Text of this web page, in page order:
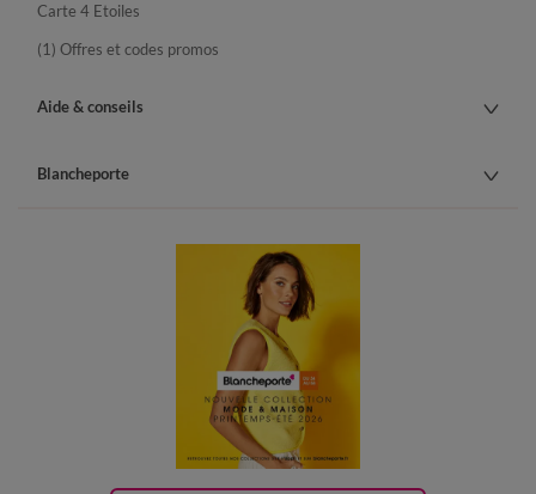
Carte 4 Etoiles
(1) Offres et codes promos
Aide & conseils
Blancheporte